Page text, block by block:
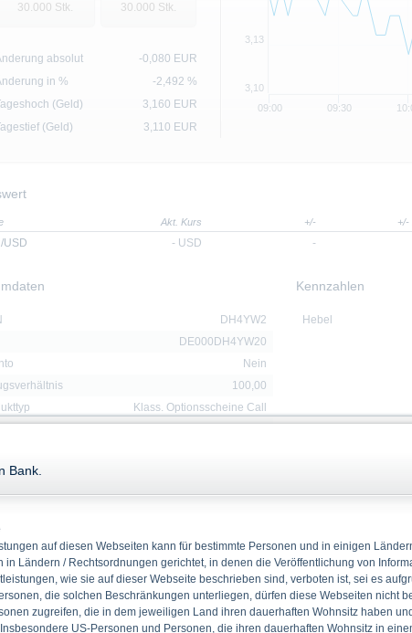
30.000 Stk. 30.000 Stk.
absolut -0,080 EUR
in %
-2,492 %
(Geld)
3,160 EUR
(Geld)
3,110 EUR
09:00 09:30
3,10
3,13
Akt. Kurs +/- +/-
USD - USD -
DH4YW2
DE000DH4YW20
Nein
100,00
Klass. Optionsscheine Call
17.09.2027
Kennzahlen
Hebel
Bank.
auf diesen Webseiten kann für bestimmte Personen und in einigen
in Ländern / Rechtsordnungen gerichtet, in denen die Veröffentlichung von
wie sie auf dieser Webseite beschrieben sind, verboten ist, sei es
die solchen Beschränkungen unterliegen, dürfen diese Webseiten nicht
zugreifen, die in dem jeweiligen Land ihren dauerhaften Wohnsitz haben
US-Personen und Personen, die ihren dauerhaften Wohnsitz in